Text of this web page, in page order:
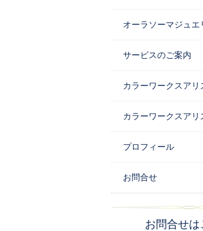
オーラソーマジュエ
サービスのご案内
カラーワークスアリ
カラーワークスアリ
プロフィール
お問合せ
お問合せは